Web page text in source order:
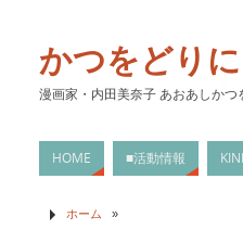
かつをどり
漫画家・内田美奈子 あおあしかつ
HOME ■活動情報
ホーム »